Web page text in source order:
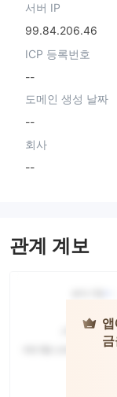
서버 IP
99.84.206.46
ICP 등록번호
--
도메인 생성 날짜
--
회사
--
관계 계보